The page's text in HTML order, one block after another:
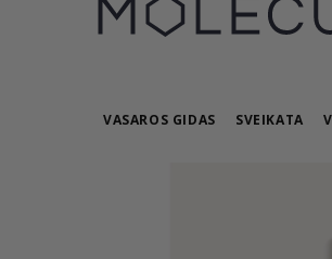
VASAROS GIDAS SVEIKATA